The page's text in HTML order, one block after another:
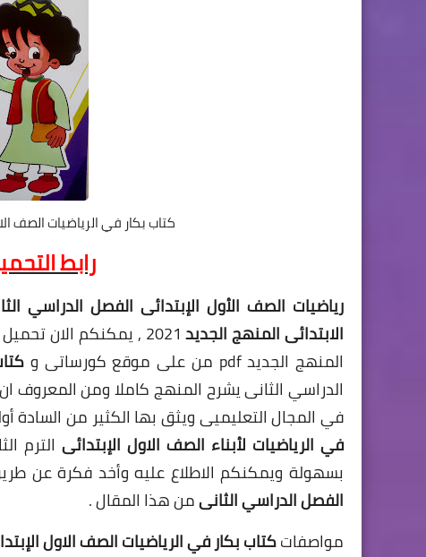
كتاب بكار في الرياضيات الصف
رابط
الابتدائى المنهج الجديد 2021 , يمكنكم الان تحميل
المنهج الجديد pdf من على موقع كورساتى
و
الدراسي الثانى يشرح المنهج كاملا ومن المعروف ان
في المجال التعليميى ويثق بها الكثير من السادة
في الرياضيات لأبناء الصف الاول الإبتدائى الترم
بسهولة ويمكنكم الاطلاع عليه وأخد فكرة عن
الفصل الدراسي الثانىمن هذا المقال .
مواصفاتكتاب بكار في الرياضيات الصف الاول